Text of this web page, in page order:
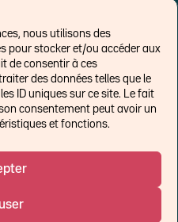
nous utilisons des
pour stocker et/ou accéder aux
de consentir à ces
des données telles que le
ID uniques sur ce site. Le fait
consentement peut avoir un
et fonctions.
Forbes
tank
(UE)